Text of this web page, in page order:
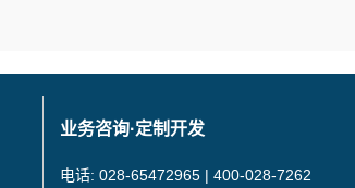
业务咨询·定制开发
电话: 028-65472965 | 400-028-7262